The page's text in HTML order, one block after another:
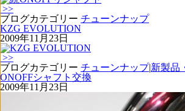
>>
ブログカテゴリー チューンナップ
KZG EVOLUTION
2009年11月23日
>>
ブログカテゴリー チューンナップ|新製品
ONOFFシャフト交換
2009年11月23日